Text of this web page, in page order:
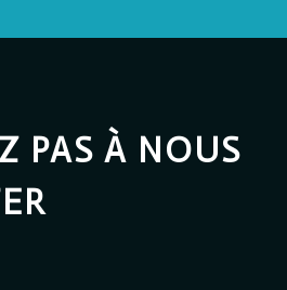
PAS À NOUS